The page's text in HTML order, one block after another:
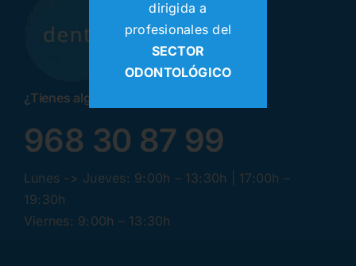
¿Tienes alguna pregunta? ¡Llamanos!
968 30 87 99
Lunes -> Jueves: 9:00h – 13:30h | 17:00h –
19:30h
Viernes: 9:00h – 13:30h
dirigida a
profesionales del
SECTOR
ODONTOLÓGICO